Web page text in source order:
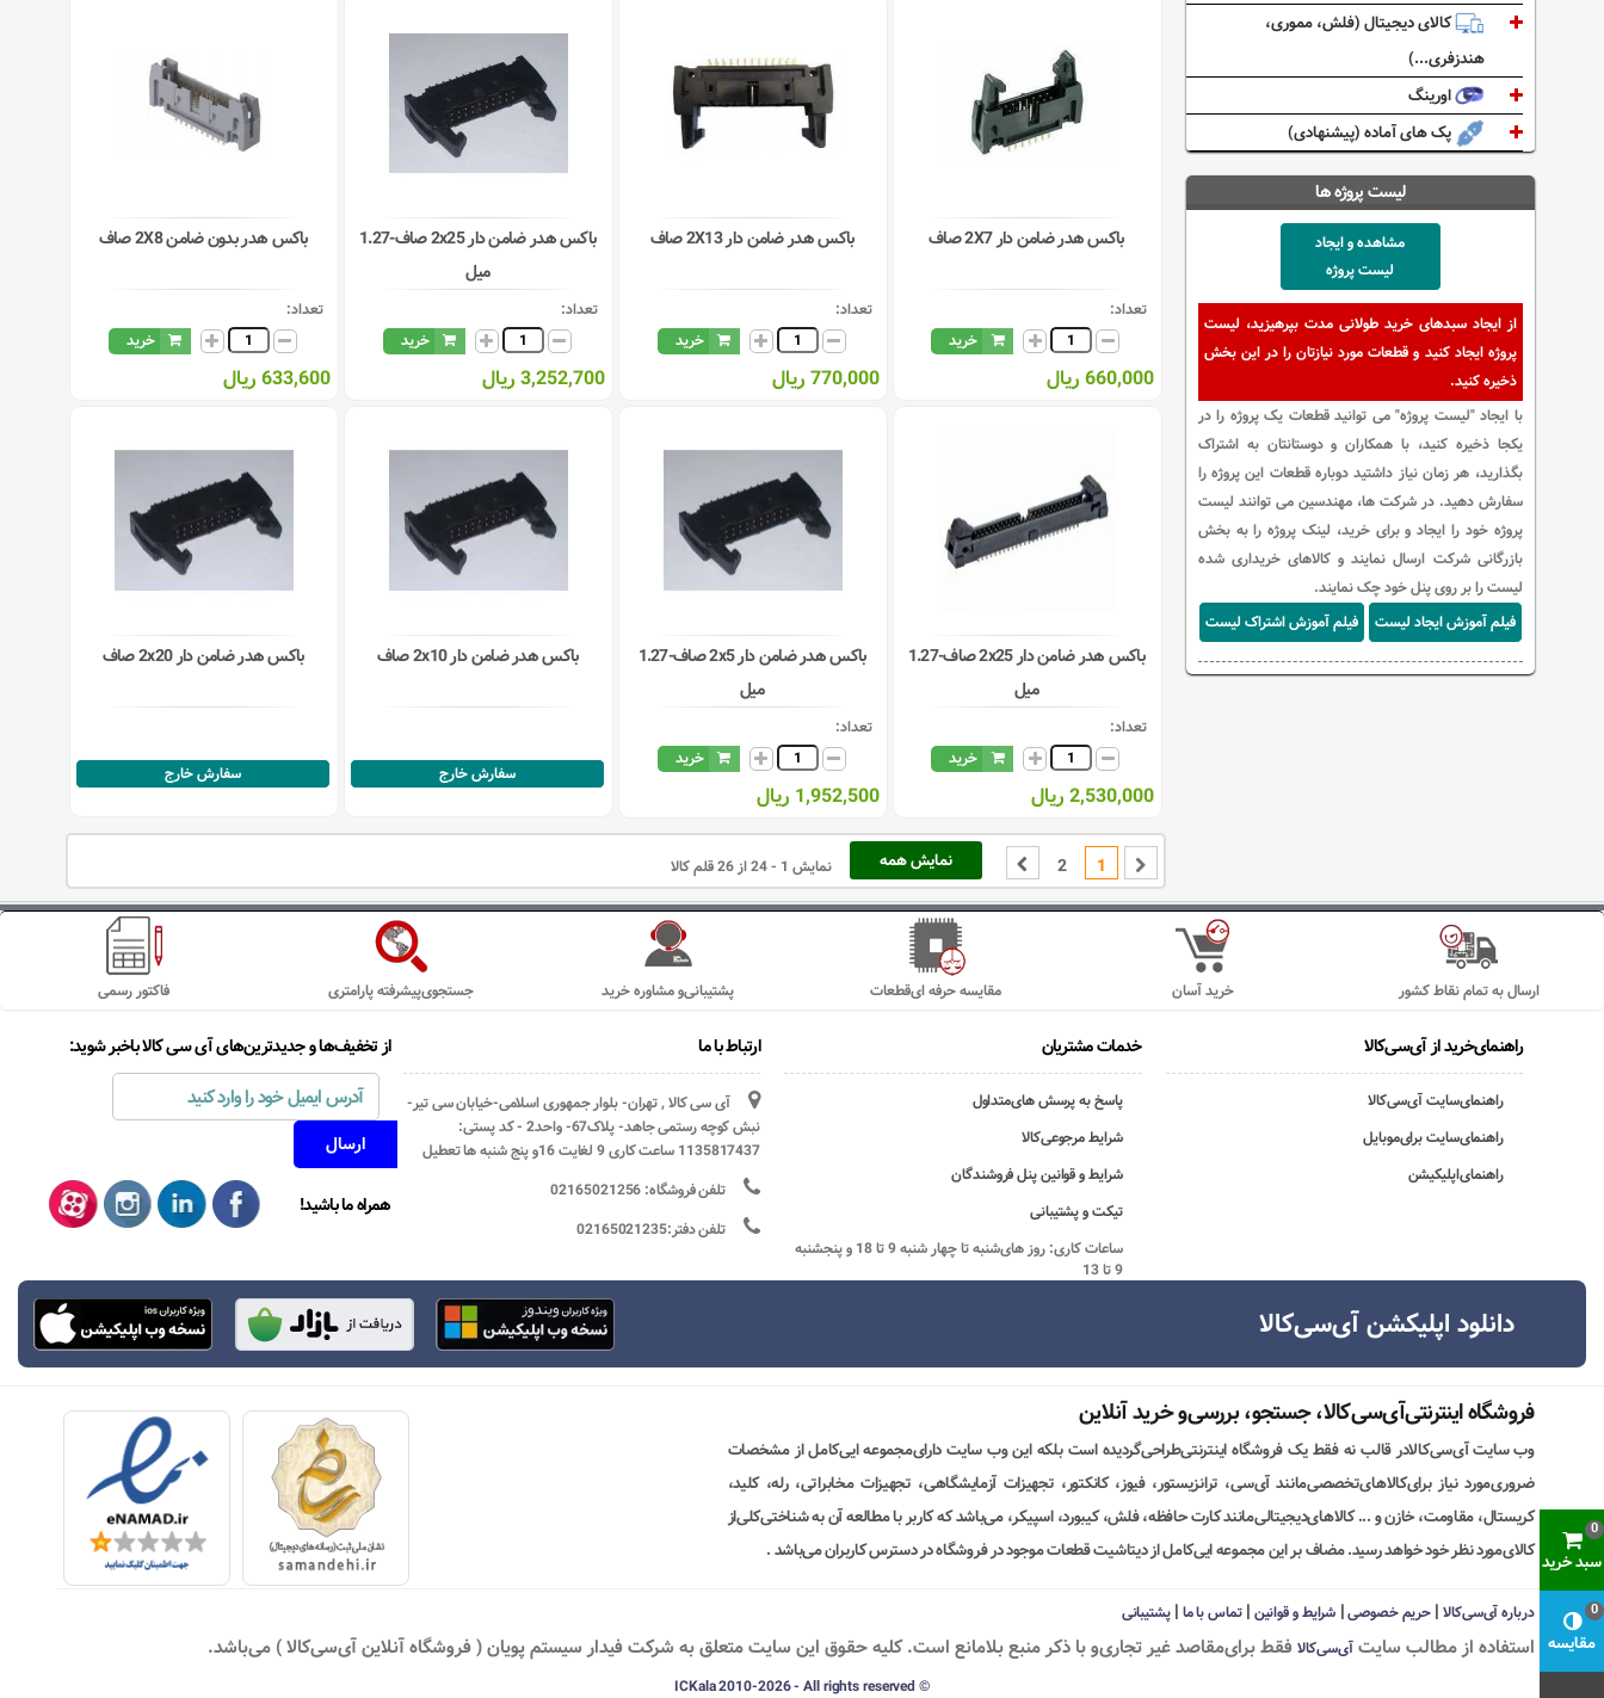
باکس هدر ضامن دار 2X7 صاف
تعداد:
خرید
660,000 ریال
باکس هدر ضامن دار 2X13 صاف
تعداد:
خرید
770,000 ریال
باکس هدر ضامن دار 2x25 صاف-1.27
میل
تعداد:
خرید
3,252,700 ریال
باکس هدر بدون ضامن 2X8 صاف
تعداد:
خرید
633,600 ریال
باکس هدر ضامن دار 2x25 صاف-1.27
میل
تعداد:
خرید
2,530,000 ریال
باکس هدر ضامن دار 2x5 صاف-1.27
میل
تعداد:
خرید
1,952,500 ریال
باکس هدر ضامن دار 2x10 صاف
سفارش خارج
باکس هدر ضامن دار 2x20 صاف
سفارش خارج
نمایش همه 1
2 نمایش 1 - 24 از 26 قلم کالا
کالای دیجیتال (فلش، مموری،
هندزفری...)
اورینگ
پک های آماده (پیشنهادی)
لیست پروژه ها
مشاهده و ایجاد
لیست پروژه
از ایجاد سبدهای خرید طولانی مدت بپرهیزید، لیست
پروژه ایجاد کنید و قطعات مورد نیازتان را در این بخش
ذخیره کنید.
با ایجاد "لیست پروژه" می توانید قطعات یک پروژه را در
یکجا ذخیره کنید، با همکاران و دوستانتان به اشتراک
بگذارید، هر زمان نیاز داشتید دوباره قطعات این پروژه را
سفارش دهید. در شرکت ها، مهندسین می توانند لیست
پروژه خود را ایجاد و برای خرید، لینک پروژه را به بخش
بازرگانی شرکت ارسال نمایند و کالاهای خریداری شده
لیست را بر روی پنل خود چک نمایند.
فیلم آموزش ایجاد لیست
فیلم آموزش اشتراک لیست
فاکتور رسمی جستجوی‌پیشرفته پارامتری پشتیبانی‌و مشاوره خرید مقایسه حرفه ای‌قطعات خرید آسان ارسال به تمام نقاط کشور
راهنمای‌خرید از آی‌سی‌کالا
راهنمای‌سایت آی‌سی‌کالا
راهنمای‌سایت برای‌موبایل
راهنمای‌اپلیکیشن
خدمات مشتریان
پاسخ به پرسش های‌متداول
شرایط مرجوعی‌کالا
شرایط و قوانین پنل فروشندگان
تیکت و پشتیبانی
ساعات کاری: روز های‌شنبه تا چهار شنبه 9 تا 18 و پنجشنبه
9 تا 13
ارتباط با ما
آی سی کالا , تهران- بلوار جمهوری اسلامی-خیابان سی تیر-
نبش کوچه رستمی جاهد- پلاک67- واحد2 - کد پستی:
1135817437 ساعت کاری 9 لغایت 16و پنج شنبه ها تعطیل
تلفن فروشگاه: 02165021256
تلفن دفتر:02165021235
از تخفیف‌ها و جدیدترین‌های آی سی کالا باخبر شوید:
همراه ما باشید!
دانلود اپلیکشن آی‌سی‌کالا
فروشگاه اینترنتی‌آی‌سی‌کالا، جستجو، بررسی‌و خرید آنلاین
وب سایت آی‌سی‌کالادر قالب نه فقط یک فروشگاه اینترنتی‌طراحی‌گردیده است بلکه این وب سایت دارای‌مجموعه ایی‌کامل از مشخصات
ضروری‌مورد نیاز برای‌کالاهای‌تخصصی‌مانند آی‌سی، ترانزیستور، فیوز، کانکتور، تجهیزات آزمایشگاهی، تجهیزات مخابراتی، رله، کلید،
کریستال، مقاومت، خازن و ... کالاهای‌دیجیتالی‌مانند کارت حافظه، فلش، کیبورد، اسپیکر، می‌باشد که کاربر با مطالعه آن به شناختی‌کلی‌از
کالای‌مورد نظر خود خواهد رسید. مضاف بر این مجموعه ایی‌کامل از دیتاشیت قطعات موجود در فروشگاه در دسترس کاربران می‌باشد .
درباره آی‌سی‌کالا| حریم خصوصی| شرایط و قوانین |تماس با ما |پشتیبانی
استفاده از مطالب سايتآی‌سی‌کالافقط برای‌مقاصد غیر تجاری‌و با ذکر منبع بلامانع است. کليه حقوق اين سايت متعلق به شرکت فیدار سیستم پویان ( فروشگاه آنلاین آی‌سی‌کالا ) می‌باشد.
© ICKala 2010-2026 - All rights reserved
سبد خرید
0
مقایسه
0